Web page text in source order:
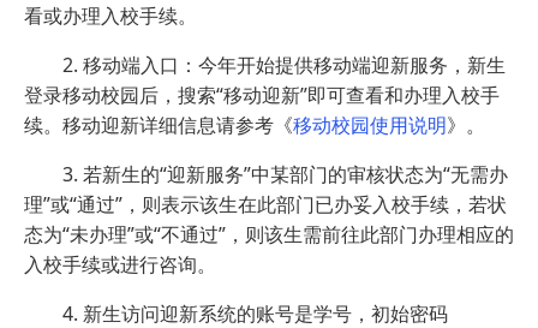
看或办理入校手续。
2. 移动端入口：今年开始提供移动端迎新服务，新生
登录移动校园后，搜索“移动迎新”即可查看和办理入校手
续。移动迎新详细信息请参考《移动校园使用说明》。
3. 若新生的“迎新服务”中某部门的审核状态为“无需办
理”或“通过”，则表示该生在此部门已办妥入校手续，若状
态为“未办理”或“不通过”，则该生需前往此部门办理相应的
入校手续或进行咨询。
4. 新生访问迎新系统的账号是学号，初始密码